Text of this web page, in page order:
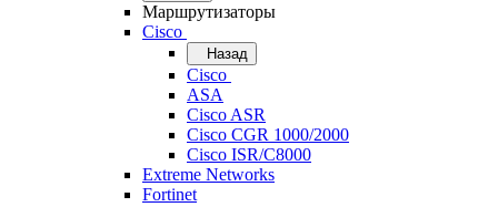
Маршрутизаторы
Cisco
Назад
Cisco
ASA
Cisco ASR
Cisco CGR 1000/2000
Cisco ISR/С8000
Extreme Networks
Fortinet